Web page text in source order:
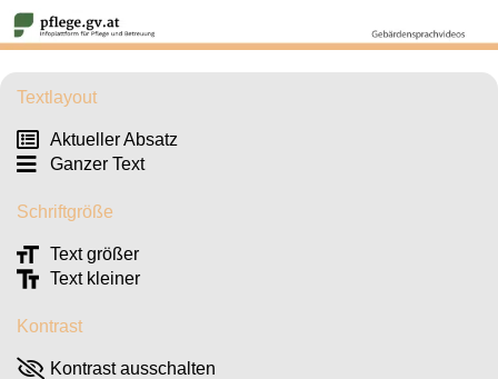
Textlayout
Aktueller Absatz
Ganzer Text
Schriftgröße
Text größer
Text kleiner
Kontrast
Kontrast ausschalten